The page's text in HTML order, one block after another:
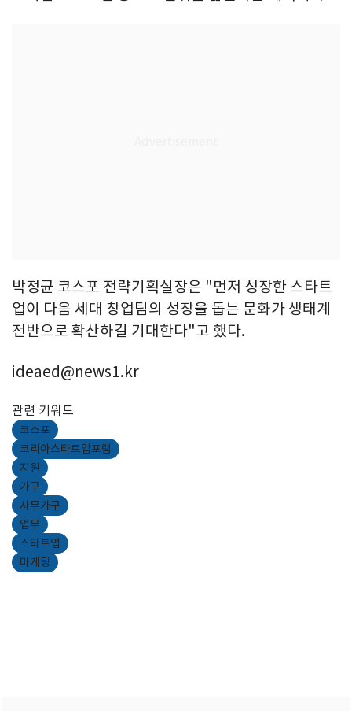
박정균 코스포 전략기획실장은 "먼저 성장한 스타트
업이 다음 세대 창업팀의 성장을 돕는 문화가 생태계
전반으로 확산하길 기대한다"고 했다.
ideaed@news1.kr
관련 키워드
코스포
코리아스타트업포럼
지원
가구
사무가구
업무
스타트업
마케팅